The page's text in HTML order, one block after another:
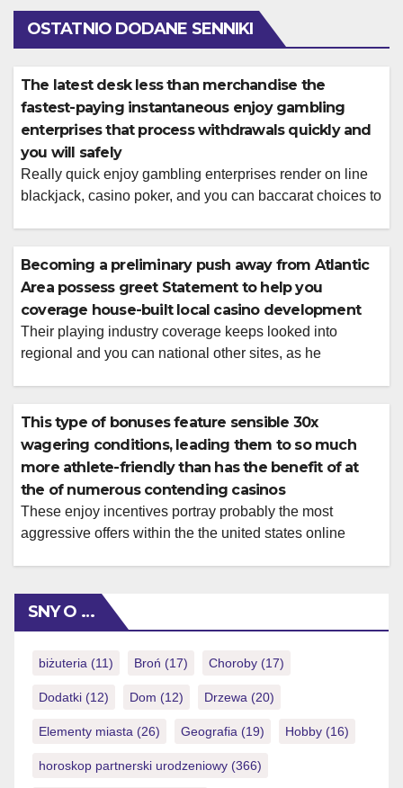
OSTATNIO DODANE SENNIKI
The latest desk less than merchandise the
fastest-paying instantaneous enjoy gambling
enterprises that process withdrawals quickly and
you will safely
Really quick enjoy gambling enterprises render on line
blackjack, casino poker, and you can baccarat choices to
instantaneous gamble casinos having fast winnings
make it professionals in order to withdraw finance within
a few minutes. Finally, i take a look at […]
Becoming a preliminary push away from Atlantic
Area possess greet Statement to help you
coverage house-built local casino development
Their playing industry coverage keeps looked into
regional and you can national other sites, as he
Borgata getting a number of his preferred. Bill Gelman is
a nationwide iGaming copywriter based in Southern
Jersey, the center regarding Philadelphia Eagles
country. […]
This type of bonuses feature sensible 30x
wagering conditions, leading them to so much
more athlete-friendly than has the benefit of at
the of numerous contending casinos
These enjoy incentives portray probably the most
aggressive offers within the the united states online
incentives features a $ Monster Casino 100 restriction
cashout, so they are good for analysis this new gambling
SNY O …
biżuteria (11) Broń (17) Choroby (17)
Dodatki (12) Dom (12) Drzewa (20)
Elementy miasta (26) Geografia (19) Hobby (16)
horoskop partnerski urodzeniowy (366)